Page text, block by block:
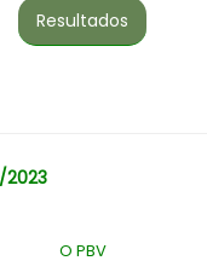
Resultados
2023
O PBV